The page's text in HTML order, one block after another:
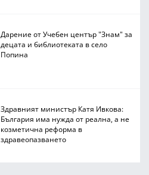
Дарение от Учебен център "Знам" за
децата и библиотеката в село
Попина
Здравният министър Катя Ивкова:
България има нужда от реална, а не
козметична реформа в
здравеопазването